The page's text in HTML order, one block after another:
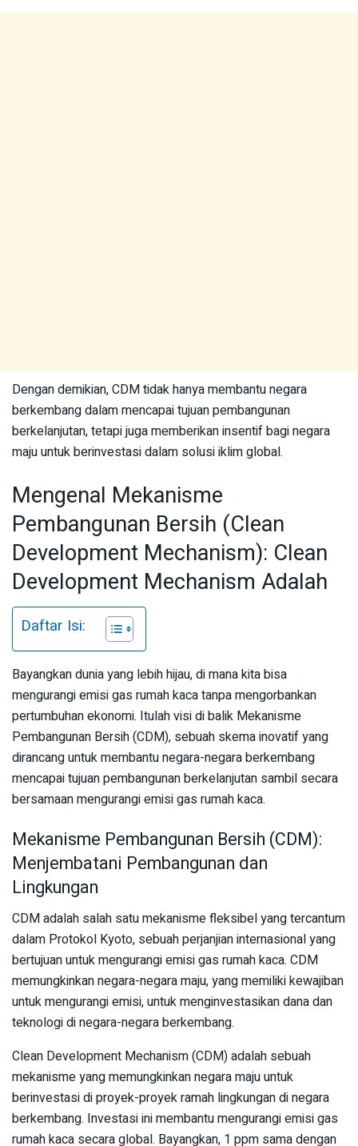
Dengan demikian, CDM tidak hanya membantu negara
berkembang dalam mencapai tujuan pembangunan
berkelanjutan, tetapi juga memberikan insentif bagi negara
maju untuk berinvestasi dalam solusi iklim global.
Mengenal Mekanisme
Pembangunan Bersih (Clean
Development Mechanism): Clean
Development Mechanism Adalah
Daftar Isi:
Bayangkan dunia yang lebih hijau, di mana kita bisa
mengurangi emisi gas rumah kaca tanpa mengorbankan
pertumbuhan ekonomi. Itulah visi di balik Mekanisme
Pembangunan Bersih (CDM), sebuah skema inovatif yang
dirancang untuk membantu negara-negara berkembang
mencapai tujuan pembangunan berkelanjutan sambil secara
bersamaan mengurangi emisi gas rumah kaca.
Mekanisme Pembangunan Bersih (CDM):
Menjembatani Pembangunan dan
Lingkungan
CDM adalah salah satu mekanisme fleksibel yang tercantum
dalam Protokol Kyoto, sebuah perjanjian internasional yang
bertujuan untuk mengurangi emisi gas rumah kaca. CDM
memungkinkan negara-negara maju, yang memiliki kewajiban
untuk mengurangi emisi, untuk menginvestasikan dana dan
teknologi di negara-negara berkembang.
Clean Development Mechanism (CDM) adalah sebuah
mekanisme yang memungkinkan negara maju untuk
berinvestasi di proyek-proyek ramah lingkungan di negara
berkembang. Investasi ini membantu mengurangi emisi gas
rumah kaca secara global. Bayangkan, 1 ppm sama dengan